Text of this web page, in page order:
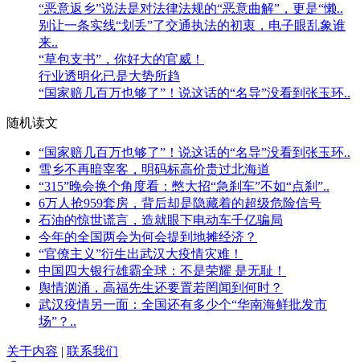
“恶意返乡”说法是对法律法规的“恶意曲解”，更是“懒..
别让一条实线“划丢”了交通执法的初衷，电子眼乱象谁
来..
“草包支书”，你好大的官威！
行业透明化已是大势所趋
“国家赔几百万也够了”！说这话的“名导”没看到张玉环..
随机读文
“国家赔几百万也够了”！说这话的“名导”没看到张玉环..
雪乡不再暗宰客，明码标高价贵过北海道
“315”晚会换个角度看：憋大招“急刹车”不如“点刹”..
6万人抢959套房，背后却是隐藏着的超级危险信号
石油的惊世谎言，造就眼下电动车千亿骗局
今年的全国两会为何会提到地摊经济？
“官僚主义”衍生出武汉大疫情灾难！
中国四大银行雄霸全球：不是荣耀 是无耻！
舆情汹涌，高福先生还要置若罔闻到何时？
武汉疫情另一面：全国还有多少个“华南海鲜批发市
场”？..
关于内容 | 联系我们